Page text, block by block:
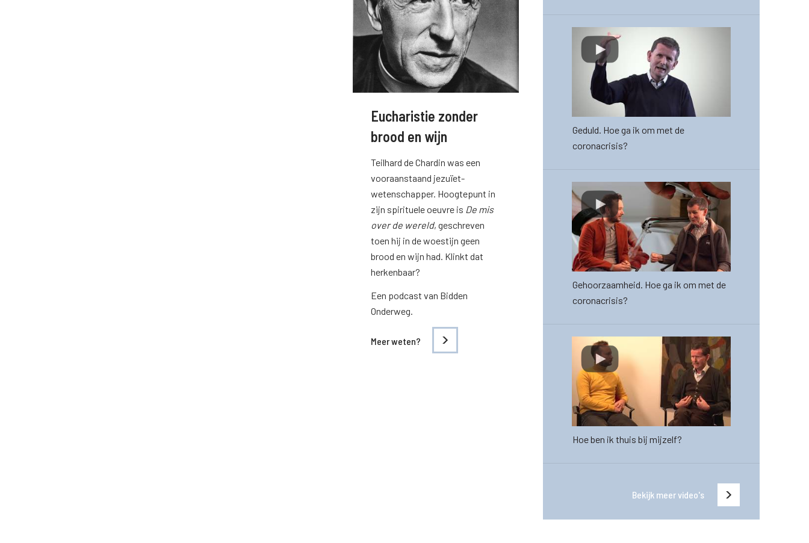
Eucharistie zonder
brood en wijn
Teilhard de Chardin was een
vooraanstaand jezuïet-
wetenschapper. Hoogtepunt in
zijn spirituele oeuvre is De mis
over de wereld, geschreven
toen hij in de woestijn geen
brood en wijn had. Klinkt dat
herkenbaar?
Een podcast van Bidden
Onderweg.
Meer weten?
Geduld. Hoe ga ik om met de
coronacrisis?
Gehoorzaamheid. Hoe ga ik om met de
coronacrisis?
Hoe ben ik thuis bij mijzelf?
Bekijk meer video's